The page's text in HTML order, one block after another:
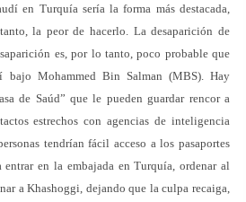
en Turquía sería la forma más destacada,
la peor de hacerlo. La desaparición de
es, por lo tanto, poco probable que
bajo Mohammed Bin Salman (MBS). Hay
de Saúd” que le pueden guardar rencor a
estrechos con agencias de inteligencia
tendrían fácil acceso a los pasaportes
en la embajada en Turquía, ordenar al
a Khashoggi, dejando que la culpa recaiga,